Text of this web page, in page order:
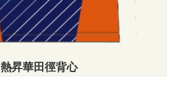
熱昇華田徑背心